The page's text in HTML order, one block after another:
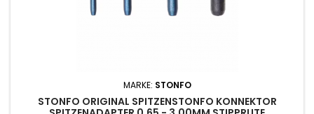
MARKE: STONFO
STONFO ORIGINAL SPITZENSTONFO KONNEKTOR